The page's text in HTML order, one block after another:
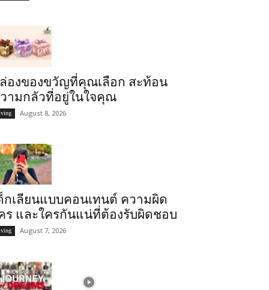
องของขวัญที่คุณเลือก สะท้อน
ามกลัวที่อยู่ในใจคุณ
August 8, 2026
กเลียนแบบคอนเทนต์ ความผิด
ร และใครกันแน่ที่ต้องรับผิดชอบ
August 7, 2026